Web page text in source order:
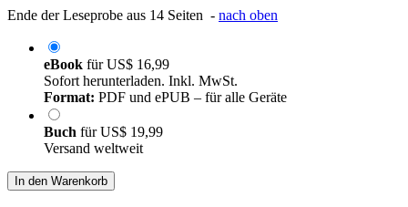
Ende der Leseprobe aus 14 Seiten - nach oben
eBook fürUS$ 16,99
Sofort herunterladen. Inkl. MwSt.
Format: PDF und ePUB – für alle Geräte
Buch fürUS$ 19,99
Versand weltweit
In den Warenkorb